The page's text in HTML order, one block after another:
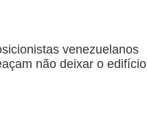
venezuelanos
não deixar o edifício